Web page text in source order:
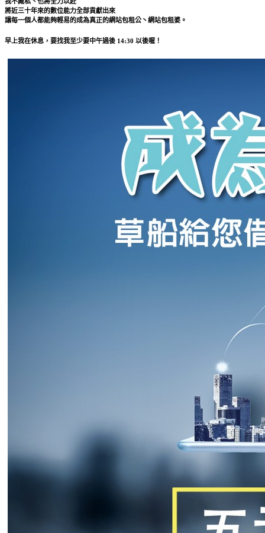
將近三十年來的數位能力全部貢獻出來
讓每一個人都能夠輕易的成為真正的網站包租公丶網站包租婆。
早上我在休息，要找我至少要中午過後 14:30 以後喔！